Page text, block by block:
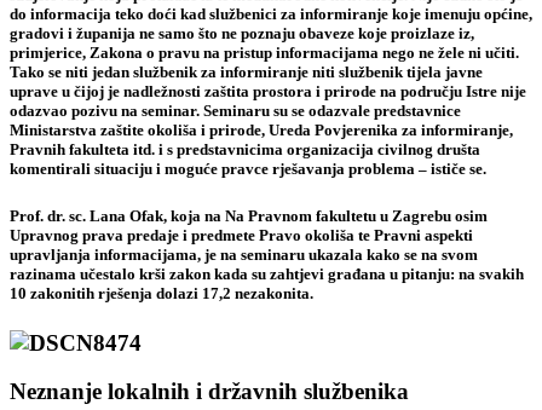
do informacija teko doći kad službenici za informiranje koje imenuju općine,
gradovi i županija ne samo što ne poznaju obaveze koje proizlaze iz,
primjerice, Zakona o pravu na pristup informacijama nego ne žele ni učiti.
Tako se niti jedan službenik za informiranje niti službenik tijela javne
uprave u čijoj je nadležnosti zaštita prostora i prirode na području Istre nije
odazvao pozivu na seminar. Seminaru su se odazvale predstavnice
Ministarstva zaštite okoliša i prirode, Ureda Povjerenika za informiranje,
Pravnih fakulteta itd. i s predstavnicima organizacija civilnog društa
komentirali situaciju i moguće pravce rješavanja problema – ističe se.
Prof. dr. sc. Lana Ofak, koja na Na Pravnom fakultetu u Zagrebu osim
Upravnog prava predaje i predmete Pravo okoliša te Pravni aspekti
upravljanja informacijama, je na seminaru ukazala kako se na svom
razinama učestalo krši zakon kada su zahtjevi građana u pitanju: na svakih
10 zakonitih rješenja dolazi 17,2 nezakonita.
Neznanje lokalnih i državnih službenika